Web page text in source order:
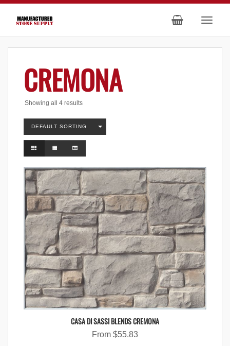
CREMONA
Showing all 4 results
DEFAULT SORTING
CASA DI SASSI BLENDS CREMONA
From $55.83